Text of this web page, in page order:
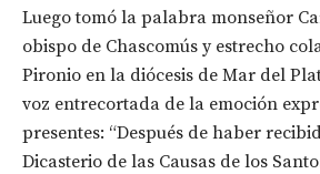
Luego tomó la palabra monseñor
obispo de Chascomús y estrecho
Pironio en la diócesis de Mar del
voz entrecortada de la emoción
presentes: “Después de haber
Dicasterio de las Causas de los